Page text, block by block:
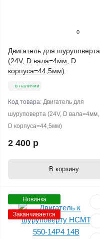
0
Двигатель для шуруповерта
(24V, D вала=4мм, D
корпуса=44,5мм)
в наличии
Код товара: Двигатель для
шуруповерта (24V, D вала=4мм,
D корпуса=44,5мм)
2 400 р
В корзину
Новинка
Заканчивается